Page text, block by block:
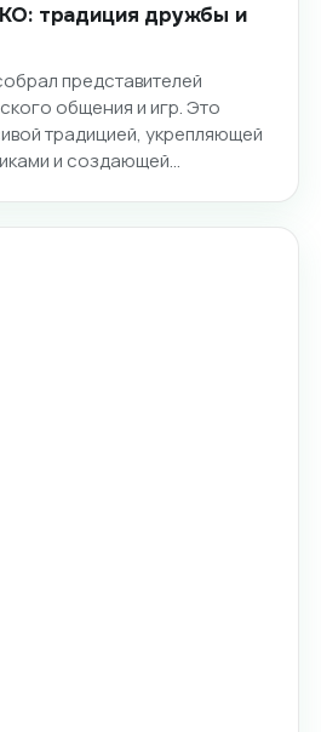
традиция дружбы и
представителей
общения и игр. Это
традицией, укрепляющей
и создающей…